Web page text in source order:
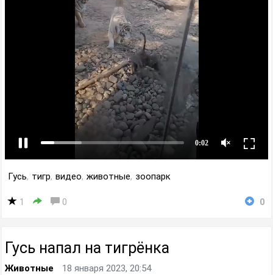
Гусь, тигр, видео, животные, зоопарк
1 0 0
Гусь напал на тигрёнка
Животные 18 января 2023, 20:54